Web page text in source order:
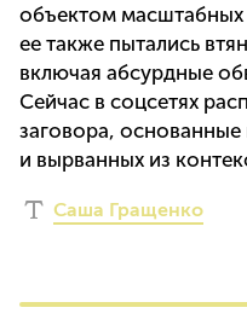
объектом масштабных
ее также пытались
включая абсурдные
Сейчас в соцсетях
заговора,
и вырванных из
Саша Гращенко